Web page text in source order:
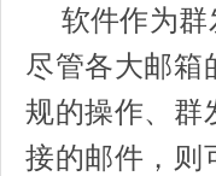
软件作为群
尽管各大邮箱
规的操作、群
接的邮件，则